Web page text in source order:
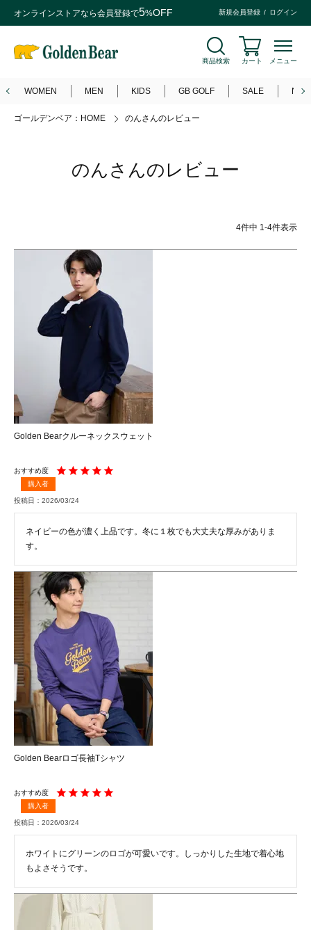
オンラインストアなら会員登録で5%OFF 新規会員登録 ログイン
商品検索 カート メニュー
WOMEN MEN KIDS GB GOLF SALE
ゴールデンベア：HOME のんさんのレビュー
のんさんのレビュー
4件中 1-4件表示
Golden Bearクルーネックスウェット
購入者
投稿日 2026/03/24
ネイビーの色が濃く上品です。冬に１枚でも大丈夫な厚みがありま
す。
Golden Bearロゴ長袖Tシャツ
購入者
投稿日 2026/03/24
ホワイトにグリーンのロゴが可愛いです。しっかりした生地で着心地
もよさそうです。